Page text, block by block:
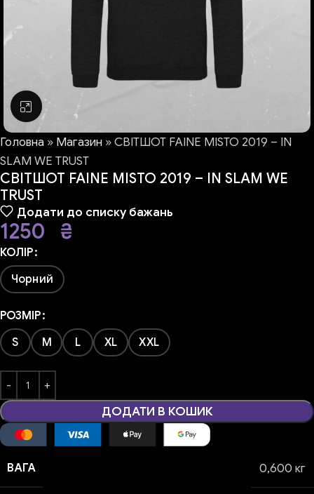
Натисніть, щоб збільшити
Головна » Магазин »СВІТШОТ FAINE MISTO 2019 – IN
SLAM WE TRUST
СВІТШОТ FAINE MISTO 2019 – IN SLAM WE
TRUST
Додати до списку бажань
1250 ₴
КОЛІР
Чорний
РОЗМІР
S
M L XL XXL
ДОДАТИ В КОШИК
ВАГА 0,600 кг